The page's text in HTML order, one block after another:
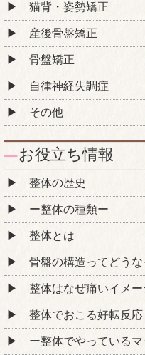
猫背・姿勢矯正
産後骨盤矯正
骨盤矯正
自律神経失調症
その他
お役立ち情報
整体の歴史
ー整体の種類ー
整体とは
骨盤の構造ってどう
整体はなぜ痛いイメー
整体でおこる好転反応
ー整体でやっている